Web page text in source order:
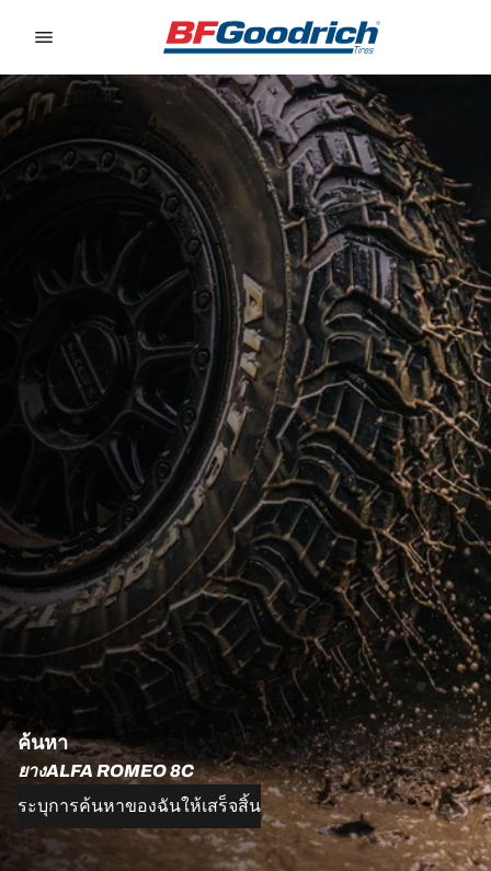
ค้นหา
ยางALFA ROMEO 8C
ระบุการค้นหาของฉันให้เสร็จสิ้น